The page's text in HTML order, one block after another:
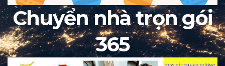
Chuyển nhà trọn gói
365